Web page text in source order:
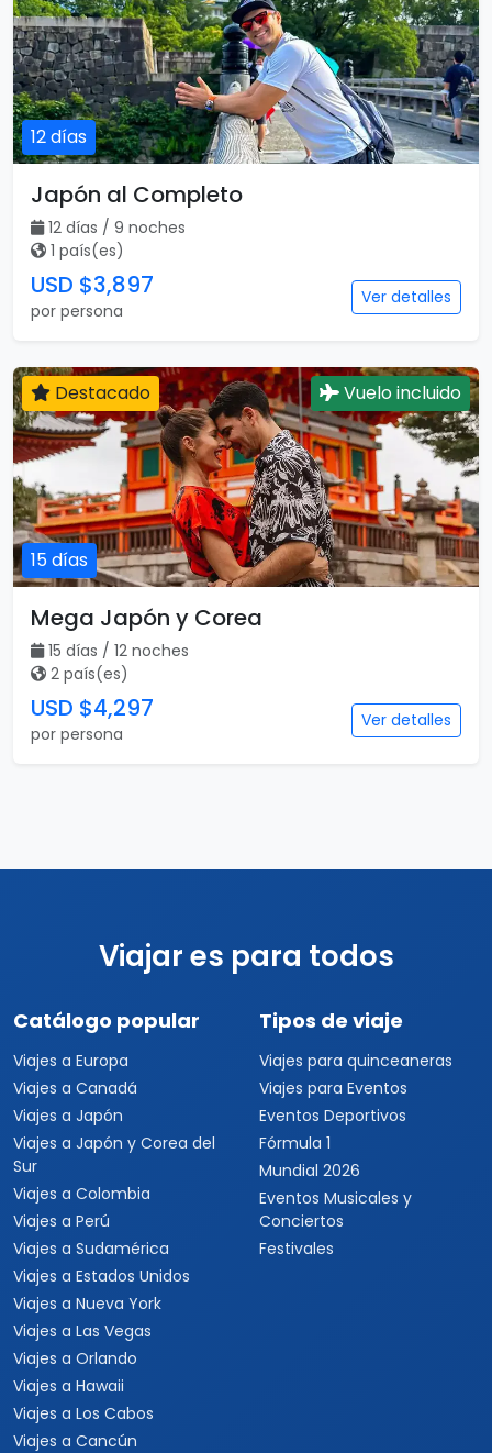
12 días
Japón al Completo
12 días / 9 noches
1 país(es)
USD $3,897
por persona
Ver detalles
15 días
Destacado Vuelo incluido
Mega Japón y Corea
15 días / 12 noches
2 país(es)
USD $4,297
por persona
Ver detalles
Viajar es para todos
Catálogo popular
Viajes a Europa
Viajes a Canadá
Viajes a Japón
Viajes a Japón y Corea del
Sur
Viajes a Colombia
Viajes a Perú
Viajes a Sudamérica
Viajes a Estados Unidos
Viajes a Nueva York
Viajes a Las Vegas
Viajes a Orlando
Viajes a Hawaii
Viajes a Los Cabos
Viajes a Cancún
Tipos de viaje
Viajes para quinceaneras
Viajes para Eventos
Eventos Deportivos
Fórmula 1
Mundial 2026
Eventos Musicales y
Conciertos
Festivales